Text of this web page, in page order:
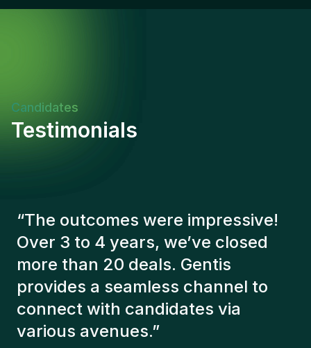
Candidates
Testimonials
“The Gentis consultants have
always taken a number of factors
into account in order to present us
with the right candidates. The
people we've recruited are still
here, and personally I'm very